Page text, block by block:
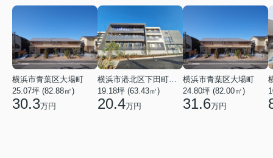
横浜市青葉区大場町
25.07坪 (82.88㎡)
30.3万円
19.18坪 (63.43㎡)
20.4万円
横浜市青葉区大場町
24.80坪 (82.00㎡)
31.6万円